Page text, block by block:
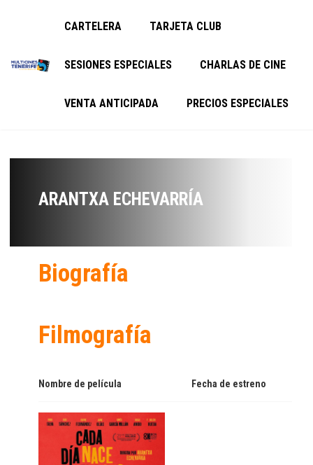
CARTELERA TARJETA CLUB
SESIONES ESPECIALES CHARLAS DE CINE
VENTA ANTICIPADA PRECIOS ESPECIALES
ARANTXA ECHEVARRÍA
Biografía
Filmografía
Nombre de película Fecha de estreno